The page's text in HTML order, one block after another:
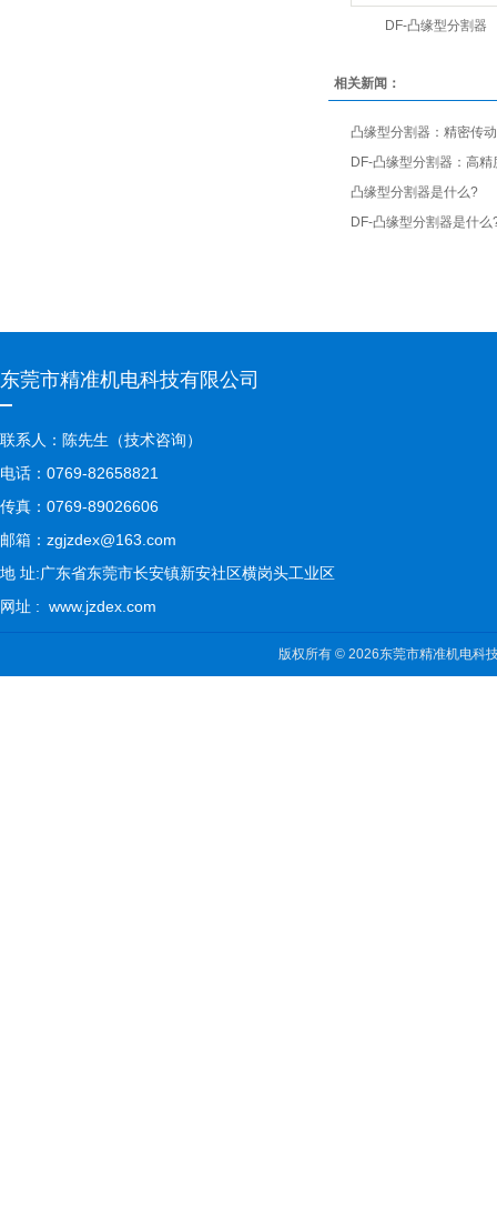
DF-凸缘型分割器
相关新闻：
凸缘型分割器：精密传
DF-凸缘型分割器：高
凸缘型分割器是什么?
DF-凸缘型分割器是什么
东莞市精准机电科技有限公司
联系人：陈先生（技术咨询）
电话：0769-82658821
传真：0769-89026606
邮箱：zgjzdex@163.com
地 址:广东省东莞市长安镇新安社区横岗头工业区
网址 : www.jzdex.com
版权所有 © 2026东莞市精准机电科